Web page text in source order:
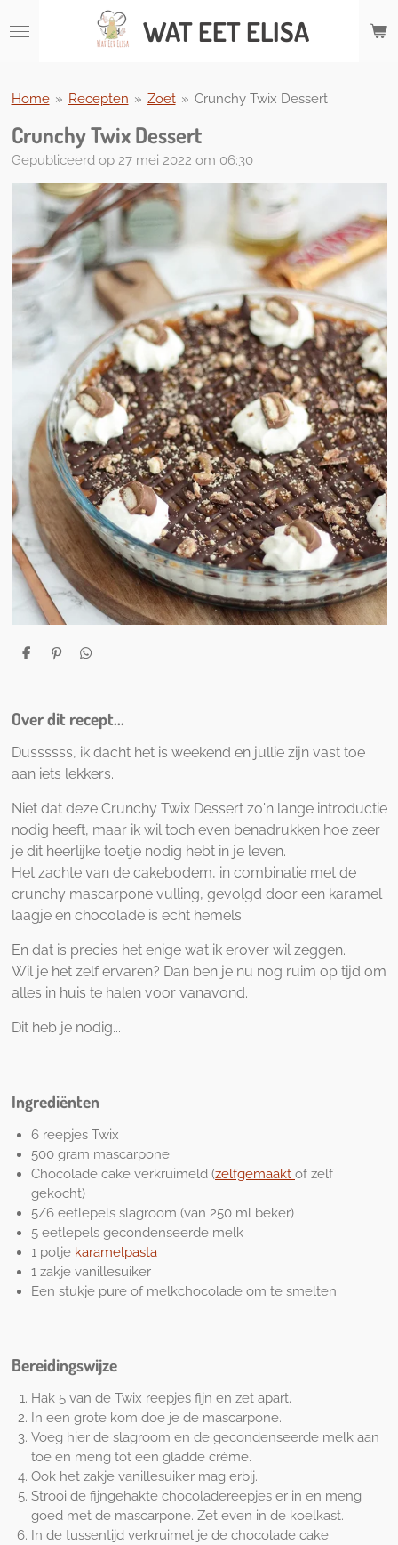
direct
hoofdinhoud
WATEET ELISA
Home » Recepten » Zoet » Crunchy Twix Dessert
Crunchy Twix Dessert
Gepubliceerd op 27 mei 2022 om 06:30
D
P
e
n
D
Over dit recept...
Dussssss, ik dacht het is weekend en jullie zijn vast toe
aan iets lekkers.
Niet dat deze Crunchy Twix Dessert zo'n lange introductie
nodig heeft, maar ik wil toch even benadrukken hoe zeer
je dit heerlijke toetje nodig hebt in je leven.
Het zachte van de cakebodem, in combinatie met de
crunchy mascarpone vulling, gevolgd door een karamel
laagje en chocolade is echt hemels.
En dat is precies het enige wat ik erover wil zeggen.
Wil je het zelf ervaren? Dan ben je nu nog ruim op tijd om
alles in huis te halen voor vanavond.
Dit heb je nodig...
Ingrediënten
6 reepjes Twix
500 gram mascarpone
Chocolade cake verkruimeld (zelfgemaakt of zelf
gekocht)
5/6 eetlepels slagroom (van 250 ml beker)
5 eetlepels gecondenseerde melk
1 potje karamelpasta
1 zakje vanillesuiker
Een stukje pure of melkchocolade om te smelten
Bereidingswijze
Hak 5 van de Twix reepjes fijn en zet apart.
In een grote kom doe je de mascarpone.
Voeg hier de slagroom en de gecondenseerde melk aan
toe en meng tot een gladde crème.
Ook het zakje vanillesuiker mag erbij.
Strooi de fijngehakte chocoladereepjes er in en meng
goed met de mascarpone. Zet even in de koelkast.
In de tussentijd verkruimel je de chocolade cake.